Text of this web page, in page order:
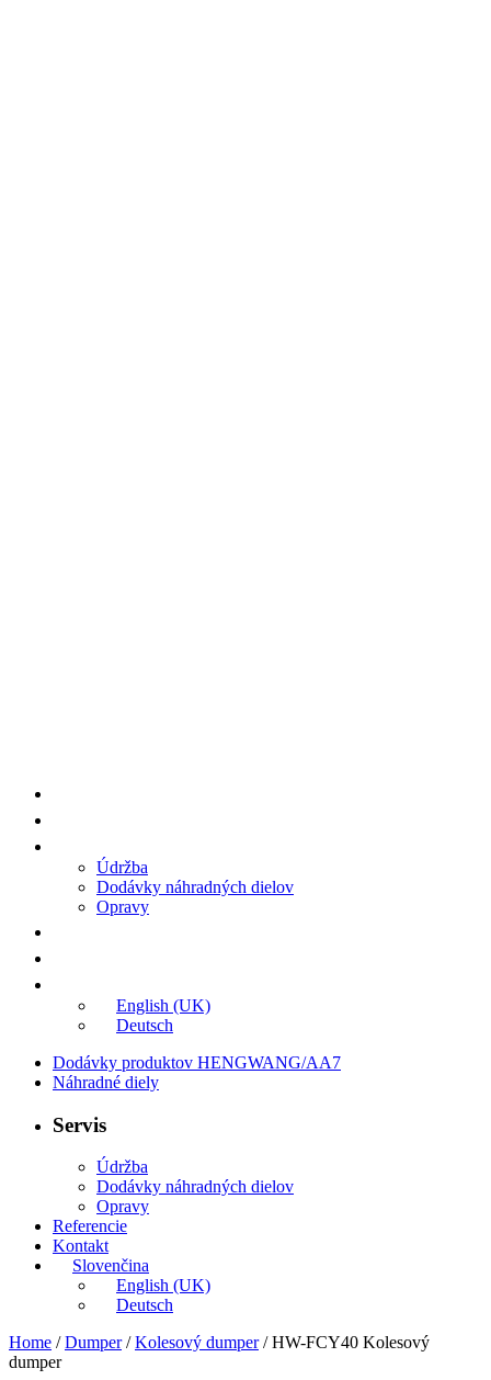
Údržba
Dodávky náhradných dielov
Opravy
English (UK)
Deutsch
Dodávky produktov HENGWANG/AA7
Náhradné diely
Servis
Údržba
Dodávky náhradných dielov
Opravy
Referencie
Kontakt
Slovenčina
English (UK)
Deutsch
Home /Dumper/Kolesový dumper/ HW-FCY40 Kolesový
dumper